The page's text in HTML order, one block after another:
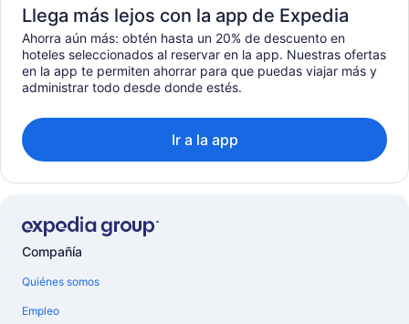
Llega más lejos con la app de Expedia
Ahorra aún más: obtén hasta un 20% de descuento en
hoteles seleccionados al reservar en la app. Nuestras ofertas
en la app te permiten ahorrar para que puedas viajar más y
administrar todo desde donde estés.
Ir a la app
Compañía
Quiénes somos
Empleo